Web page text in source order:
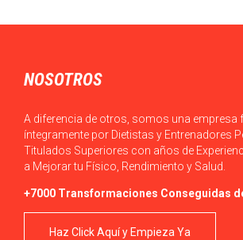
NOSOTROS
A diferencia de otros, somos una empresa
íntegramente por Dietistas y Entrenadores
Titulados Superiores con años de
a Mejorar tu Físico, Rendimiento y Salud.
+7000 Transformaciones Conseguidas
Haz Click Aquí y Empieza Ya